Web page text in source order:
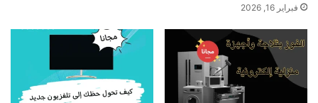
فبراير 16, 2026